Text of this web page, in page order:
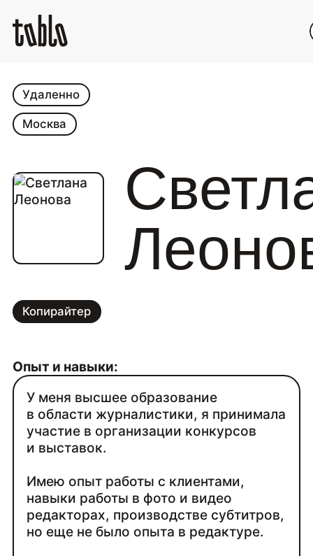
Копирайтер
Удаленно
Москва
Опыт и навыки:
У меня высшее образование
в области журналистики, я принимала
участие в организации конкурсов
и выставок.
Имею опыт работы с клиентами,
навыки работы в фото и видео
редакторах, производстве субтитров,
но еще не было опыта в редактуре.